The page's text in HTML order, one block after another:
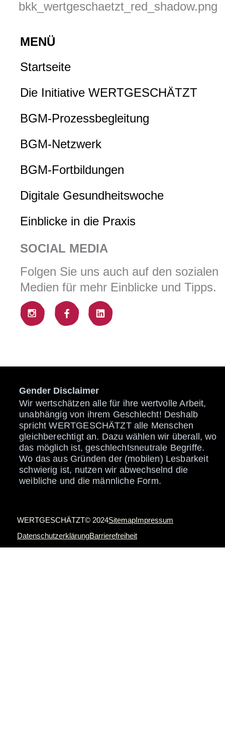
MENÜ
Startseite
Die Initiative WERTGESCHÄTZT
BGM-Prozessbegleitung
BGM-Netzwerk
BGM-Fortbildungen
Digitale Gesundheitswoche
Einblicke in die Praxis
SOCIAL MEDIA
Folgen Sie uns auch auf den sozialen
Medien für mehr Einblicke und Tipps.
Gender Disclaimer
Wir wertschätzen alle für ihre wertvolle Arbeit,
unabhängig von ihrem Geschlecht! Deshalb
spricht WERTGESCHÄTZT alle Menschen
gleichberechtigt an. Dazu wählen wir überall, wo
das möglich ist, geschlechtsneutrale Begriffe.
Wo das aus Gründen der (mobilen) Lesbarkeit
schwierig ist, nutzen wir abwechselnd die
weibliche und die männliche Form.
WERTGESCHÄTZT© 2024SitemapImpressum
DatenschutzerklärungBarrierefreiheit